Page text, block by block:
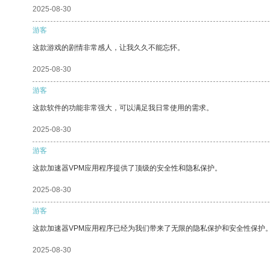
2025-08-30
游客
这款游戏的剧情非常感人，让我久久不能忘怀。
2025-08-30
游客
这款软件的功能非常强大，可以满足我日常使用的需求。
2025-08-30
游客
这款加速器VPM应用程序提供了顶级的安全性和隐私保护。
2025-08-30
游客
这款加速器VPM应用程序已经为我们带来了无限的隐私保护和安全性保护
2025-08-30